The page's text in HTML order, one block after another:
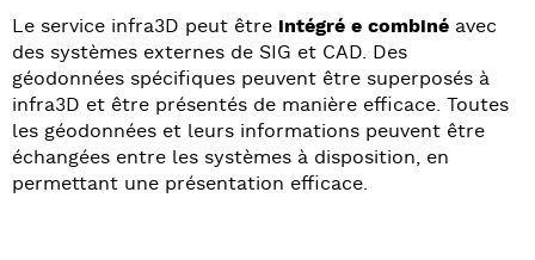
Le service infra3D peut être intégré e combiné avec
des systèmes externes de SIG et CAD. Des
géodonnées spécifiques peuvent être superposés à
infra3D et être présentés de manière efficace. Toutes
les géodonnées et leurs informations peuvent être
échangées entre les systèmes à disposition, en
permettant une présentation efficace.